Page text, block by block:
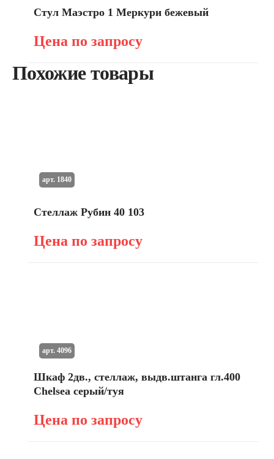
Стул Маэстро 1 Меркури бежевый
Цена по запросу
Похожие товары
Стеллаж Рубин 40 103
Цена по запросу
арт. 1840
Шкаф 2дв., стеллаж, выдв.штанга гл.400
Chelsea серый/туя
Цена по запросу
арт. 4096